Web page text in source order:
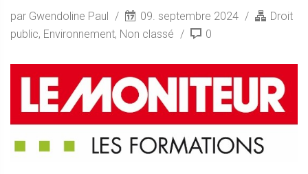
par Gwendoline Paul 09. septembre 2024
Droit
public, Environnement, Non classé 0